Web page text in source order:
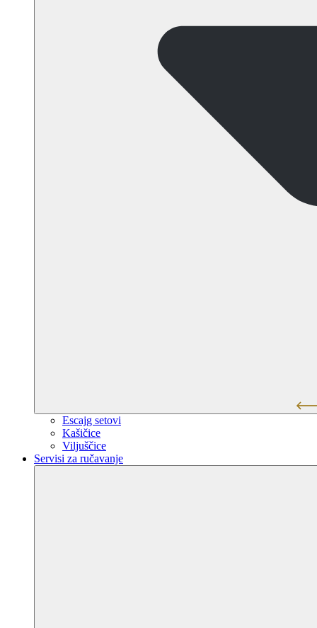
Escajg setovi
Kašičice
Viljuščice
Servisi za ručavanje